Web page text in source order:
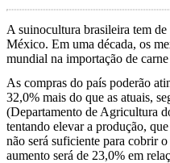
A suinocultura brasileira tem
México. Em uma década, os
mundial na importação de
As compras do país poderão
32,0% mais do que as atuais,
(Departamento de Agricultura
tentando elevar a produção,
não será suficiente para cobrir
aumento será de 23,0% em